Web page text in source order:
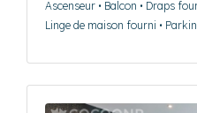
Ascenseur • Balcon • Draps
Linge de maison fourni •